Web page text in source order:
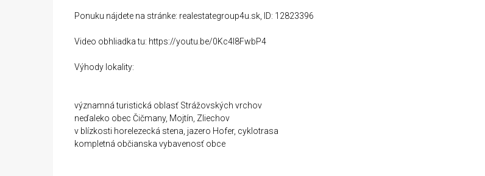
Ponuku nájdete na stránke: realestategroup4u.sk, ID: 12823396
Video obhliadka tu: https://youtu.be/0Kc4I8FwbP4
Výhody lokality:
významná turistická oblasť Strážovských vrchov
neďaleko obec Čičmany, Mojtín, Zliechov
v blízkosti horelezecká stena, jazero Hofer, cyklotrasa
kompletná občianska vybavenosť obce